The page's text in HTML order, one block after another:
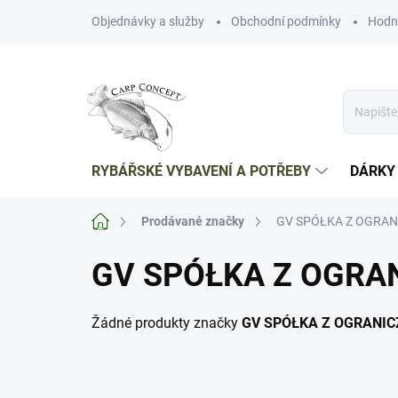
Objednávky a služby Obchodní podmínky
RYBÁŘSKÉ VYBAVENÍ A POTŘEBY
Domů Prodávané značky GV SPÓŁKA Z
GV SPÓŁKA Z
Žádné produkty značky GV SPÓŁKA Z